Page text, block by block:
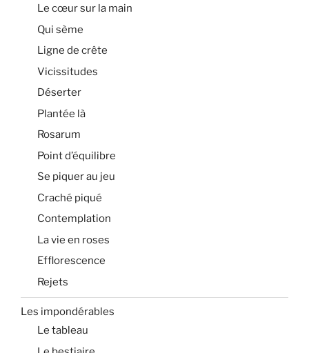
Le cœur sur la main
Qui sème
Ligne de crête
Vicissitudes
Déserter
Plantée là
Rosarum
Point d’équilibre
Se piquer au jeu
Craché piqué
Contemplation
La vie en roses
Efflorescence
Rejets
Les impondérables
Le tableau